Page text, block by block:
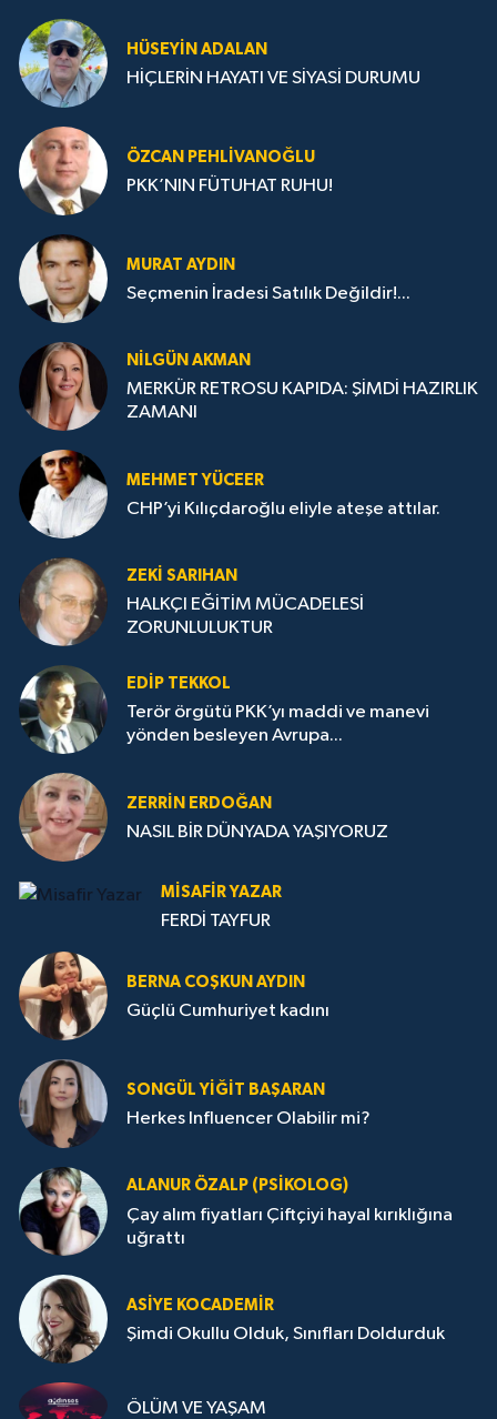
HÜSEYIN ADALAN
HİÇLERİN HAYATI VE SİYASİ DURUMU
ÖZCAN PEHLIVANOĞLU
PKK’NIN FÜTUHAT RUHU!
MURAT AYDIN
Seçmenin İradesi Satılık Değildir!...
NILGÜN AKMAN
MERKÜR RETROSU KAPIDA: ŞİMDİ HAZIRLIK
ZAMANI
MEHMET YÜCEER
CHP’yi Kılıçdaroğlu eliyle ateşe attılar.
ZEKI SARIHAN
HALKÇI EĞİTİM MÜCADELESİ
ZORUNLULUKTUR
EDIP TEKKOL
Terör örgütü PKK’yı maddi ve manevi
yönden besleyen Avrupa...
ZERRIN ERDOĞAN
NASIL BİR DÜNYADA YAŞIYORUZ
MISAFIR YAZAR
FERDİ TAYFUR
BERNA COŞKUN AYDIN
Güçlü Cumhuriyet kadını
SONGÜL YIĞIT BAŞARAN
Herkes Influencer Olabilir mi?
ALANUR ÖZALP (PSIKOLOG)
Çay alım fiyatları Çiftçiyi hayal kırıklığına
uğrattı
ASIYE KOCADEMİR
Şimdi Okullu Olduk, Sınıfları Doldurduk
ÖLÜM VE YAŞAM